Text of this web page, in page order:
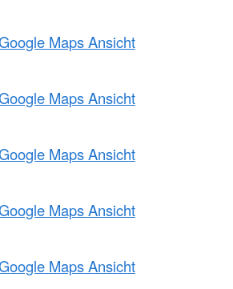
Maps Ansicht
Maps Ansicht
Maps Ansicht
Maps Ansicht
Maps Ansicht